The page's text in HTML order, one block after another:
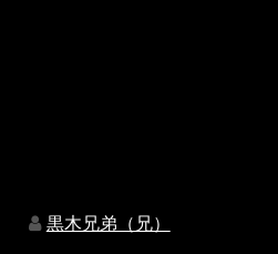
黒木兄弟（兄）